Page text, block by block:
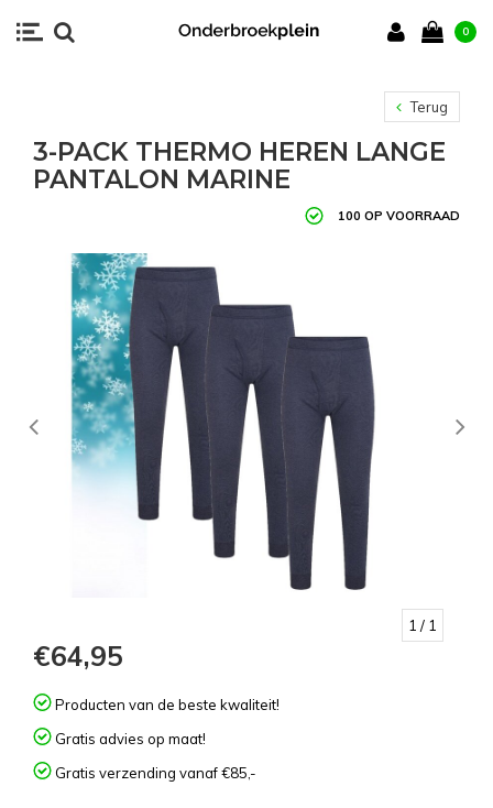
0
Terug
3-PACK THERMO HEREN LANGE
PANTALON MARINE
100 OP VOORRAAD
1 / 1
€64,95
Producten van de beste kwaliteit!
Gratis advies op maat!
Gratis verzending vanaf €85,-